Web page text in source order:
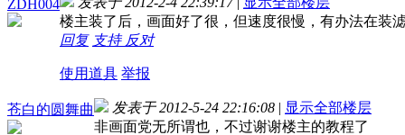
ZDH004
楼主装了后，画面好了很，但速度很慢，有办法在装
回复 支持 反对
使用道具 举报
苍白的圆舞曲 发表于 2012-5-24 22:16:08 | 显示全部楼层
非画面党无所谓也，不过谢谢楼主的教程了